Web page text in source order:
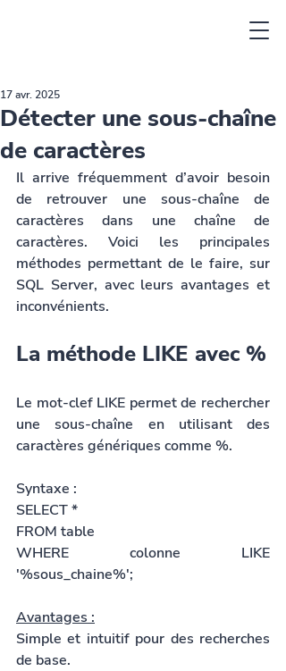
Détecter une sous-chaîne
de caractères
17 avr. 2025
Il arrive fréquemment d’avoir besoin
de retrouver une sous-chaîne de
caractères dans une chaîne de
caractères. Voici les principales
méthodes permettant de le faire, sur
SQL Server, avec leurs avantages et
inconvénients.
La méthode LIKE avec %
Le mot-clef LIKE permet de rechercher
une sous-chaîne en utilisant des
caractères génériques comme %.
Syntaxe :
SELECT *
FROM table
WHERE colonne LIKE
'%sous_chaine%';
Avantages :
Simple et intuitif pour des recherches
de base.